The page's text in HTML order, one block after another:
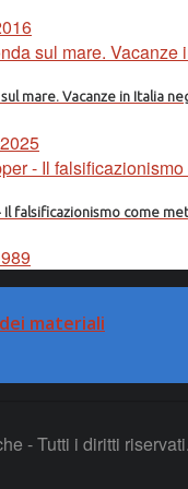
mare. Vacanze in Italia
Il falsificazionismo come
materiali
- Tutti i diritti riservati.